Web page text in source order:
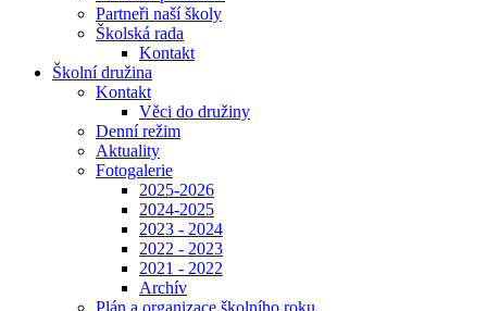
Partneři naší školy
Školská rada
Kontakt
Školní družina
Kontakt
Věci do družiny
Denní režim
Aktuality
Fotogalerie
2025-2026
2024-2025
2023 - 2024
2022 - 2023
2021 - 2022
Archív
Plán a organizace školního roku